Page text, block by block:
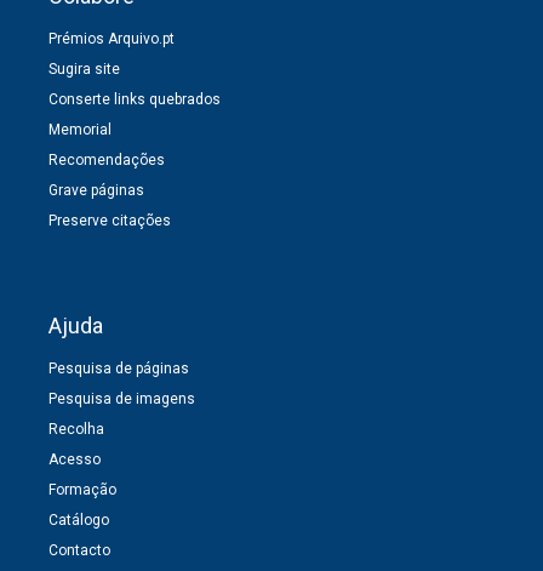
Prémios Arquivo.pt
Sugira site
Conserte links quebrados
Memorial
Recomendações
Grave páginas
Preserve citações
Ajuda
Pesquisa de páginas
Pesquisa de imagens
Recolha
Acesso
Formação
Catálogo
Contacto